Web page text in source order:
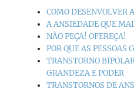
COMO DESENVOLVER
A ANSIEDADE QUE
NÃO PEÇA! OFEREÇA!
POR QUE AS PESSOAS
TRANSTORNO
GRANDEZA E PODER
TRANSTORNOS DE